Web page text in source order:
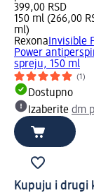
399,00 RSD
150 ml (266,00
ml)
Rexona Invisible
Power
spreju, 150 ml
(1)
Dostupno
Izaberite dm
Kupuju i drugi